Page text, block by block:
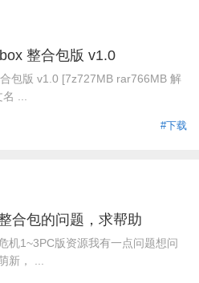
整合包版 v1.0
包版 v1.0 [7z727MB rar766MB 解
...
#下载
合包的问题，求帮助
机1~3PC版资源我有一点问题想问
新， ...